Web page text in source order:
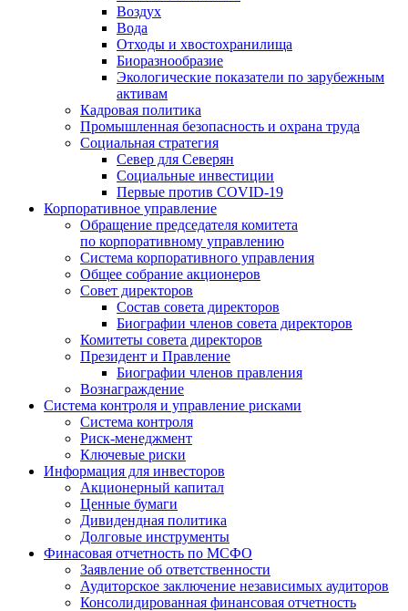
Воздух
Вода
Отходы и хвостохранилища
Биоразнообразие
Экологические показатели по зарубежным
активам
Кадровая политика
Промышленная безопасность и охрана труда
Социальная стратегия
Север для Северян
Социальные инвестиции
Первые против COVID‑19
Корпоративное управление
Обращение председателя комитета
по корпоративному управлению
Система корпоративного управления
Общее собрание акционеров
Совет директоров
Состав совета директоров
Биографии членов совета директоров
Комитеты совета директоров
Президент и Правление
Биографии членов правления
Вознаграждение
Система контроля и управление рисками
Система контроля
Риск-менеджмент
Ключевые риски
Информация для инвесторов
Акционерный капитал
Ценные бумаги
Дивидендная политика
Долговые инструменты
Финасовая отчетность по МСФО
Заявление об ответственности
Аудиторское заключение независимых аудиторов
Консолидированная финансовая отчетность